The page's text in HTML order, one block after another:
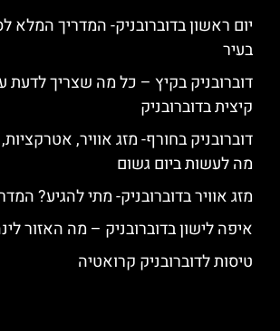
יום ראשון בדוברובניק- המדריך המלא
בעיר
דוברובניק בקיץ – כל מה שצריך לדעת
קיצית בדוברובניק
דוברובניק בחורף- מזג אוויר,
מה לעשות ביום גשום
מזג אוויר בדוברובניק- מתי להגיע?
איפה לישון בדוברובניק – מה האזור
טיסות לדוברובניק קרואטיה